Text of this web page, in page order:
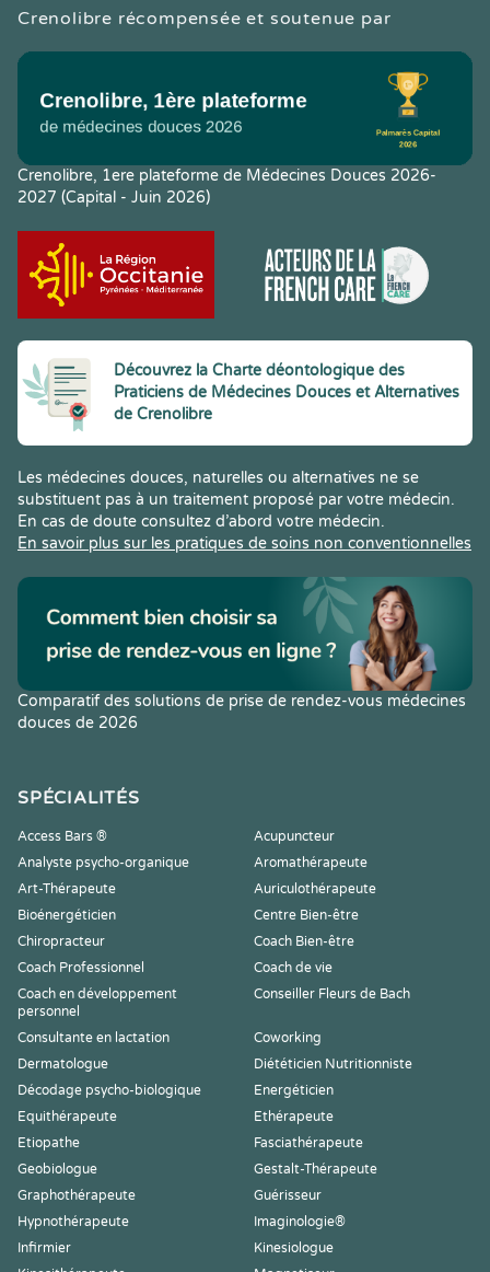
Crenolibre récompensée et soutenue par
Crenolibre, 1ere plateforme de Médecines Douces 2026-
2027 (Capital - Juin 2026)
Découvrez la Charte déontologique des
Praticiens de Médecines Douces et Alternatives
de Crenolibre
Les médecines douces, naturelles ou alternatives ne se
substituent pas à un traitement proposé par votre médecin.
En cas de doute consultez d’abord votre médecin.
En savoir plus sur les pratiques de soins non conventionnelles
Comparatif des solutions de prise de rendez-vous médecines
douces de 2026
SPÉCIALITÉS
Access Bars ®
Acupuncteur
Analyste psycho-organique
Aromathérapeute
Art-Thérapeute
Auriculothérapeute
Bioénergéticien
Centre Bien-être
Chiropracteur
Coach Bien-être
Coach Professionnel
Coach de vie
Coach en développement
personnel
Conseiller Fleurs de Bach
Consultante en lactation
Coworking
Dermatologue
Diététicien Nutritionniste
Décodage psycho-biologique
Energéticien
Equithérapeute
Ethérapeute
Etiopathe
Fasciathérapeute
Geobiologue
Gestalt-Thérapeute
Graphothérapeute
Guérisseur
Hypnothérapeute
Imaginologie®
Infirmier
Kinesiologue